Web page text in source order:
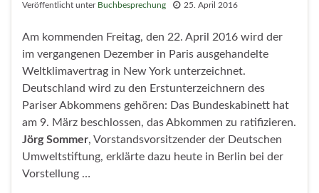
Veröffentlicht unter Buchbesprechung 25. April 2016
Am kommenden Freitag, den 22. April 2016 wird der
im vergangenen Dezember in Paris ausgehandelte
Weltklimavertrag in New York unterzeichnet.
Deutschland wird zu den Erstunterzeichnern des
Pariser Abkommens gehören: Das Bundeskabinett hat
am 9. März beschlossen, das Abkommen zu ratifizieren.
Jörg Sommer, Vorstandsvorsitzender der Deutschen
Umweltstiftung, erklärte dazu heute in Berlin bei der
Vorstellung …